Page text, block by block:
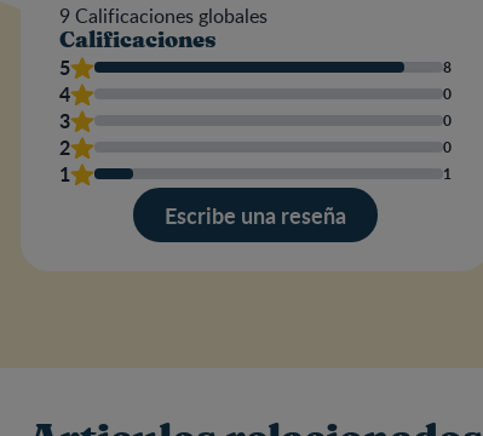
9Calificaciones globales
Calificaciones
5 8
4 0
3 0
2 0
1 1
Escribe una reseña